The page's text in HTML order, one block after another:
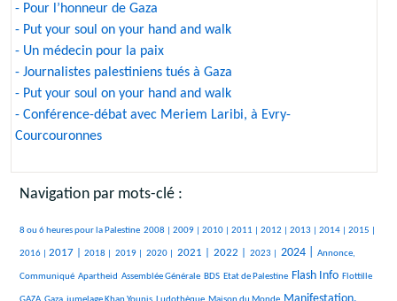
- Pour l’honneur de Gaza
- Put your soul on your hand and walk
- Un médecin pour la paix
- Journalistes palestiniens tués à Gaza
- Put your soul on your hand and walk
- Conférence-débat avec Meriem Laribi, à Evry-
Courcouronnes
Navigation par mots-clé :
434/2805
8 ou 6 heures pour la Palestine
61/2805 2008 |
119/2805 2009 |
87/2805 2010 |
373/2805 2011 |
387/2805 2012 |
179/2805 2013 |
92/2805 2014 |
148/2805 2015 |
437/2805
2016 |
718/2805
2017 |
179/2805 2018 |
146/2805 2019 |
115/2805 2020 |
925/2805 2021 |
954/2805 2022 |
466/2805 2023 |
1103/2805 2024 |
454/2805 Annonce,
Communiqué
26/2805 Apartheid
35/2805 Assemblée Générale
118/2805 BDS
40/2805 Etat de Palestine
1093/2805 Flash Info
39/2805 Flottille